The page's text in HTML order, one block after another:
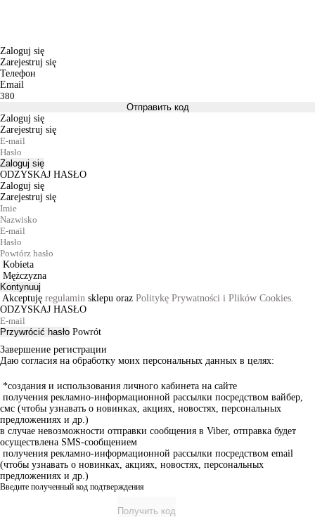
Zaloguj się
Zarejestruj się
Телефон
Email
Отправить код
Zaloguj się
Zarejestruj się
Zaloguj się
ODZYSKAJ HASŁO
Zaloguj się
Zarejestruj się
Kobieta
Mężczyzna
Kontynuuj
Akceptuję regulamin sklepu oraz Politykę Prywatności i Plików Cookies.
ODZYSKAJ HASŁO
Przywrócić hasło Powrót
Завершение регистрации
Даю согласия на обработку моих персональных данных в целях:
*создания и использования личного кабинета на сайте
получения рекламно-информационной рассылки посредством вайбер,
смс (чтобы узнавать о новинках, акциях, новостях, персональных
предложениях и др.)
в случае невозможности отправки сообщения в Viber, отправка будет
осуществлена SMS-сообщением
получения рекламно-информационной рассылки посредством email
(чтобы узнавать о новинках, акциях, новостях, персональных
предложениях и др.)
Введите полученный код подтверждения
Получить код